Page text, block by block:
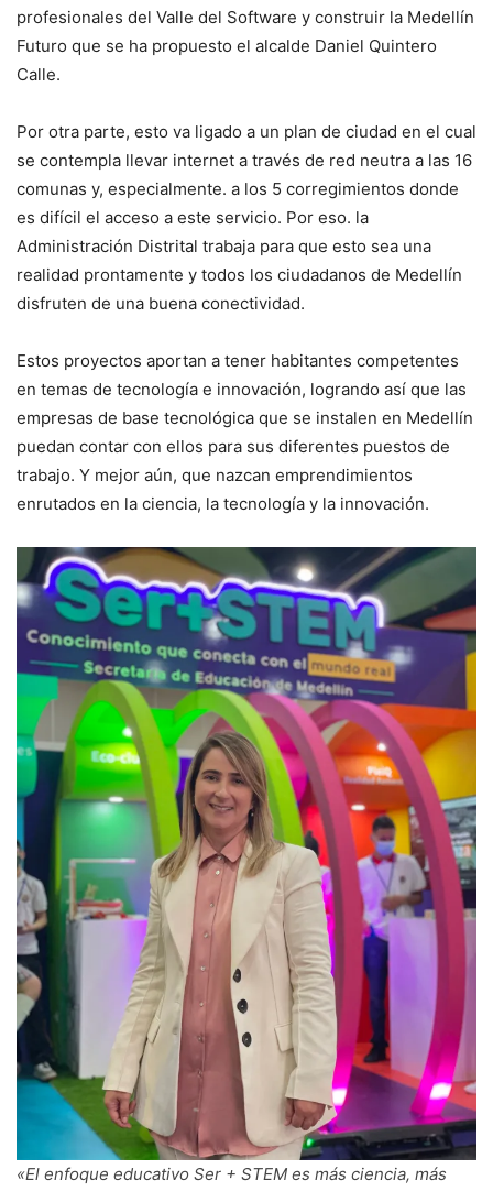
profesionales del Valle del Software y construir la Medellín
Futuro que se ha propuesto el alcalde Daniel Quintero
Calle.
Por otra parte, esto va ligado a un plan de ciudad en el cual
se contempla llevar internet a través de red neutra a las 16
comunas y, especialmente. a los 5 corregimientos donde
es difícil el acceso a este servicio. Por eso. la
Administración Distrital trabaja para que esto sea una
realidad prontamente y todos los ciudadanos de Medellín
disfruten de una buena conectividad.
Estos proyectos aportan a tener habitantes competentes
en temas de tecnología e innovación, logrando así que las
empresas de base tecnológica que se instalen en Medellín
puedan contar con ellos para sus diferentes puestos de
trabajo. Y mejor aún, que nazcan emprendimientos
enrutados en la ciencia, la tecnología y la innovación.
«El enfoque educativo Ser + STEM es más ciencia, más